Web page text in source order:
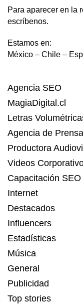
Para aparecer en la
escríbenos.
Estamos en:
México – Chile –
Agencia SEO
MagiaDigital.cl
Letras
Agencia de Prensa
Productora
Videos
Capacitación SEO
Internet
Destacados
Influencers
Estadísticas
Música
General
Publicidad
Top stories